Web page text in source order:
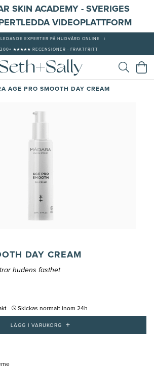
SKIN ACADEMY - SVERIGES
VIDEOPLATTFORM
EXPERTER PÅ HUDVÅRD ONLINE
★★★★★ RECENSIONER - FRAKTFRITT
AGE PRO SMOOTH DAY CREAM
DAY CREAM
hudens fasthet
Skickas normalt inom 24h
LÄGG I VARUKORG +